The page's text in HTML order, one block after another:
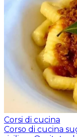
Corsi di cucina
Corso di cucina